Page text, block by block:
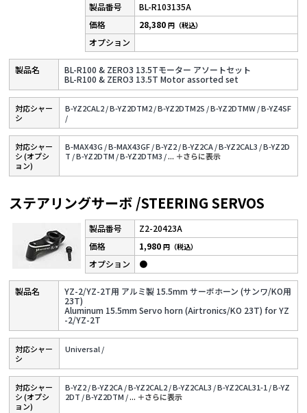
BL-R103135A
BL-R100 & ZERO3 13.5Tモーター アソートセット
BL-R100 & ZERO3 13.5T Motor assorted set
28,380円（税込）
対応シャー
シ
B-YZ2CAL2 /B-YZ2DTM2 /B-YZ2DTM2S /B-YZ2DTMW /B-YZ4SF
/
対応シャー
シ (オプシ
ョン)
B-MAX43G /B-MAX43GF /B-YZ2 /B-YZ2CA /B-YZ2CAL3 /B-YZ2D
T /B-YZ2DTM /B-YZ2DTM3 /... ＋さらに表⽰
ステアリングサーボ /STEERING SERVOS
Z2-20423A
YZ-2/YZ-2T用 アルミ製 15.5mm サーボホーン (サンワ/KO用
23T)
Aluminum 15.5mm Servo horn (Airtronics/KO 23T) for YZ
-2/YZ-2T
1,980円（税込）
●
対応シャー
シ
Universal /
対応シャー
シ (オプシ
ョン)
B-YZ2 /B-YZ2CA /B-YZ2CAL2 /B-YZ2CAL3 /B-YZ2CAL31-1 /B-YZ
2DT /B-YZ2DTM /... ＋さらに表⽰